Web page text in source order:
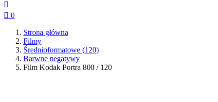

 0
Strona główna
Filmy
Średnioformatowe (120)
Barwne negatywy
Film Kodak Portra 800 / 120